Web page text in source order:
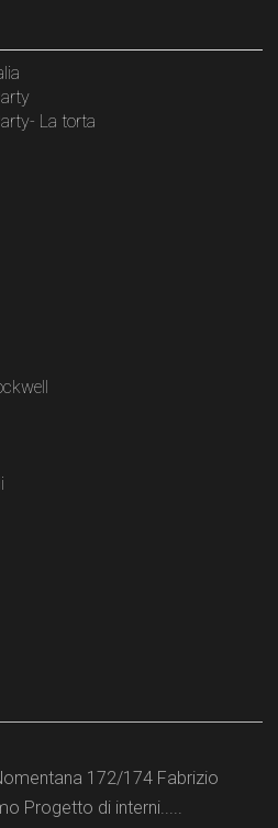
La torta
172/174 Fabrizio
Progetto di interni.....